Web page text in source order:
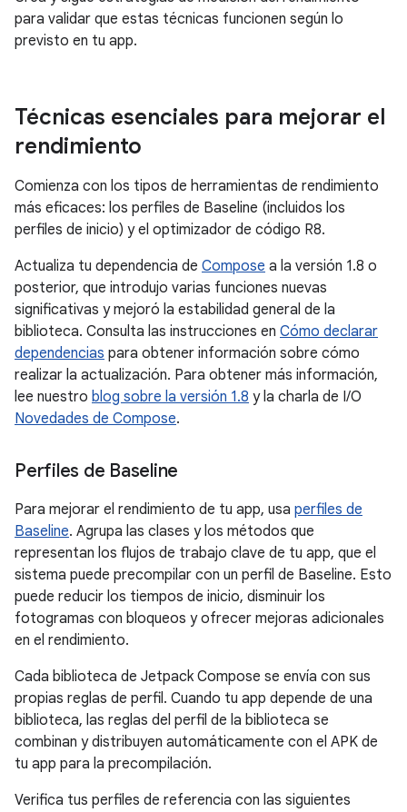
para validar que estas técnicas funcionen según lo
previsto en tu app.
Técnicas esenciales para mejorar el
rendimiento
Comienza con los tipos de herramientas de rendimiento
más eficaces: los perfiles de Baseline (incluidos los
perfiles de inicio) y el optimizador de código R8.
Actualiza tu dependencia de Compose a la versión 1.8 o
posterior, que introdujo varias funciones nuevas
significativas y mejoró la estabilidad general de la
biblioteca. Consulta las instrucciones en Cómo declarar
dependencias para obtener información sobre cómo
realizar la actualización. Para obtener más información,
lee nuestro blog sobre la versión 1.8 y la charla de I/O
Novedades de Compose.
Perfiles de Baseline
Para mejorar el rendimiento de tu app, usa perfiles de
Baseline. Agrupa las clases y los métodos que
representan los flujos de trabajo clave de tu app, que el
sistema puede precompilar con un perfil de Baseline. Esto
puede reducir los tiempos de inicio, disminuir los
fotogramas con bloqueos y ofrecer mejoras adicionales
en el rendimiento.
Cada biblioteca de Jetpack Compose se envía con sus
propias reglas de perfil. Cuando tu app depende de una
biblioteca, las reglas del perfil de la biblioteca se
combinan y distribuyen automáticamente con el APK de
tu app para la precompilación.
Verifica tus perfiles de referencia con las siguientes